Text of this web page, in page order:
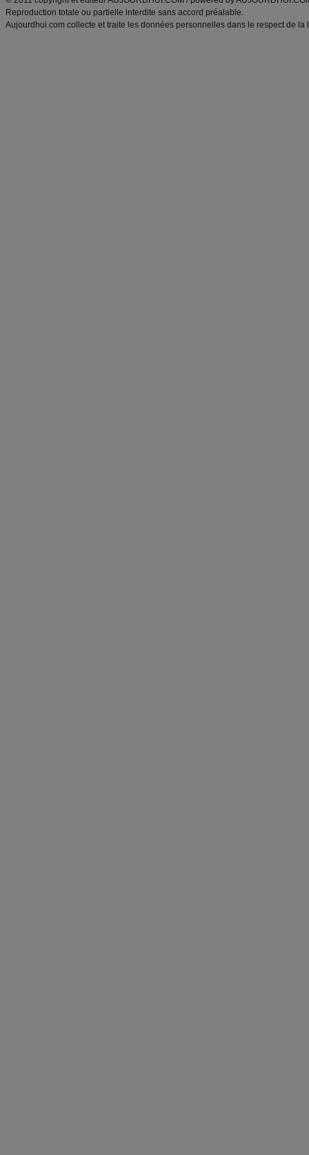
Reproduction totale ou partielle interdite sans accord préalable.
Aujourdhui.com collecte et traite les données personnelles dans le respect de